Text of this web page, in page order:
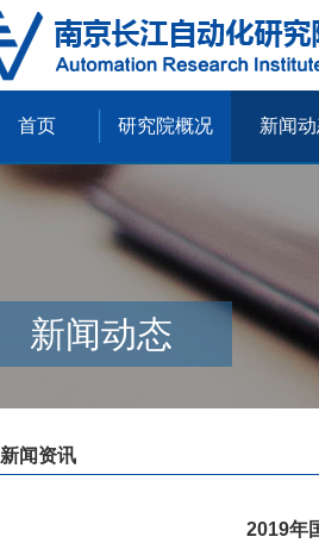
首页 研究院概况 新闻
新闻动态
新闻资讯
2019年